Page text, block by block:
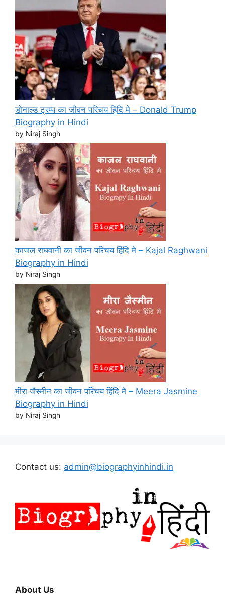
डोनाल्ड ट्रम्प का जीवन परिचय हिंदि मे – Donald Trump
Biography in Hindi
by Niraj Singh
काजल राघवानी का जीवन परिचय हिंदि मे – Kajal Raghwani
Biography in Hindi
by Niraj Singh
मीरा जैस्मीन का जीवन परिचय हिंदि मे – Meera Jasmine
Biography in Hindi
by Niraj Singh
Contact us: admin@biographyinhindi.in
About Us